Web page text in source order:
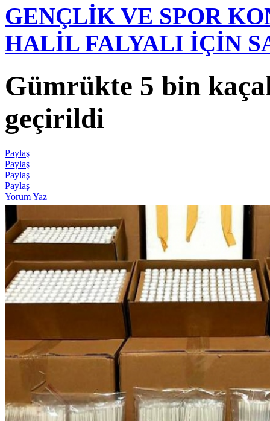
GENÇLİK VE SPOR
HALİL FALYALI İÇİN
Gümrükte 5 bin
geçirildi
Paylaş
Paylaş
Paylaş
Paylaş
Yorum Yaz